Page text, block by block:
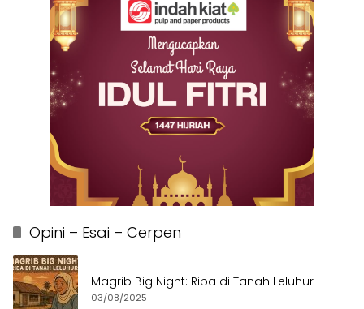
Opini – Esai – Cerpen
Magrib Big Night: Riba di Tanah Leluhur
03/08/2025